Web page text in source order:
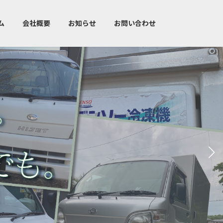
会社概要 お知らせ お問い合わせ